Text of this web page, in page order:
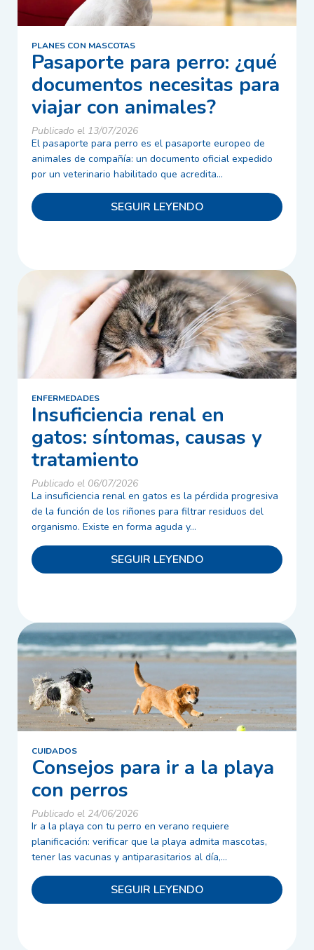
PLANES CON MASCOTAS
Pasaporte para perro: ¿qué
documentos necesitas para
viajar con animales?
Publicado el 13/07/2026
El pasaporte para perro es el pasaporte europeo de
animales de compañía: un documento oficial expedido
por un veterinario habilitado que acredita...
SEGUIR LEYENDO
ENFERMEDADES
Insuficiencia renal en
gatos: síntomas, causas y
tratamiento
Publicado el 06/07/2026
La insuficiencia renal en gatos es la pérdida progresiva
de la función de los riñones para filtrar residuos del
organismo. Existe en forma aguda y...
SEGUIR LEYENDO
CUIDADOS
Consejos para ir a la playa
con perros
Publicado el 24/06/2026
Ir a la playa con tu perro en verano requiere
planificación: verificar que la playa admita mascotas,
tener las vacunas y antiparasitarios al día,...
SEGUIR LEYENDO